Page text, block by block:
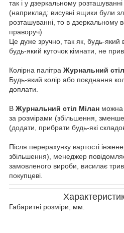
так і у дзеркальному
(наприклад: висувні ящики були
розташуванні, то в дзеркальному
праворуч)
Це дуже зручно, так як, будь-який
будь-який куточок кімнати, не
Колірна палітра Журнальний
Будь-який колір або поєднання
доплати.
В Журнальний стіл Мілан можна
за розмірами (збільшення,
(додати, прибрати будь-які
Після перерахунку вартості
збільшення), менеджер
замовленого вироби, висилає
покупцеві.
Габаритні розміри, мм.